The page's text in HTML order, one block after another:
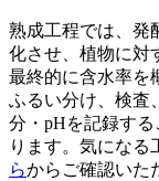
熟成工程では、発
化させ、植物に対
最終的に含水率を
ふるい分け、検査
分・pHを記録す
ります。気になる
らからご確認いた